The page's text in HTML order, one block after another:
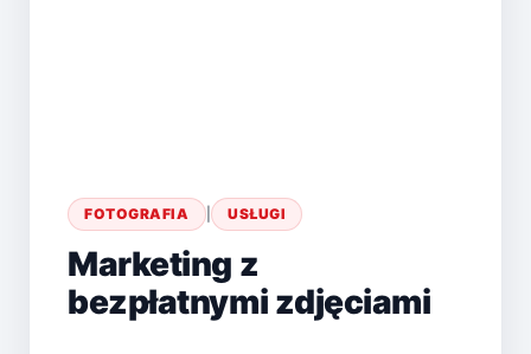
FOTOGRAFIA | USŁUGI
Marketing z
bezpłatnymi zdjęciami